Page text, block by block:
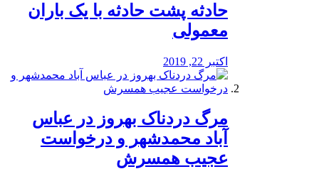
️حادثه پشت حادثه با یک باران
معمولی
اکتبر 22, 2019
مرگ دردناک بهروز در عباس
آباد محمدشهر و درخواست
عجیب همسرش